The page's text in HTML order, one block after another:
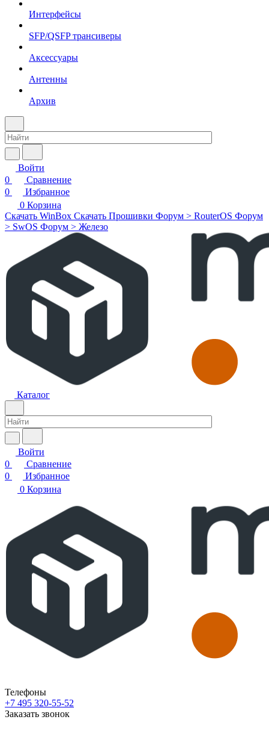
Интерфейсы
SFP/QSFP трансиверы
Аксессуары
Антенны
Архив
Войти
0
Сравнение
0
Избранное
0 Корзина
Скачать WinBox Скачать Прошивки Форум > RouterOS Форум
> SwOS Форум > Железо
Каталог
Войти
0
Сравнение
0
Избранное
0 Корзина
Телефоны
+7 495 320-55-52
Заказать звонок